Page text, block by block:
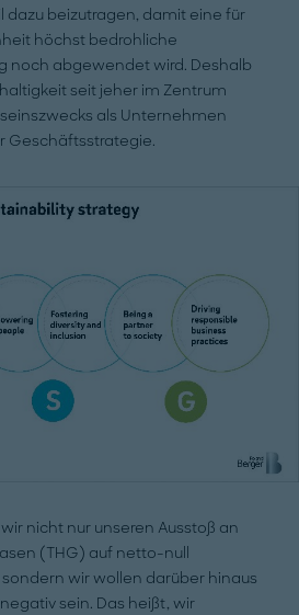
dazu beizutragen, damit eine für
höchst bedrohliche
noch abgewendet wird. Deshalb
seit jeher im Zentrum
als Unternehmen
Geschäftsstrategie.
nicht nur unseren Ausstoß an
(THG) auf netto-null
sondern wir wollen darüber hinaus
sein. Das heißt, wir